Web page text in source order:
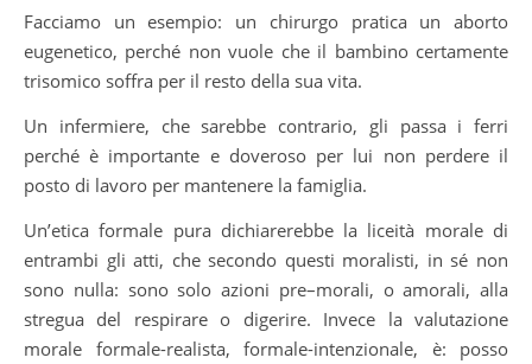
Facciamo un esempio: un chirurgo pratica un aborto
eugenetico, perché non vuole che il bambino certamente
trisomico soffra per il resto della sua vita.
Un infermiere, che sarebbe contrario, gli passa i ferri
perché è importante e doveroso per lui non perdere il
posto di lavoro per mantenere la famiglia.
Un’etica formale pura dichiarerebbe la liceità morale di
entrambi gli atti, che secondo questi moralisti, in sé non
sono nulla: sono solo azioni pre–morali, o amorali, alla
stregua del respirare o digerire. Invece la valutazione
morale formale-realista, formale-intenzionale, è: posso